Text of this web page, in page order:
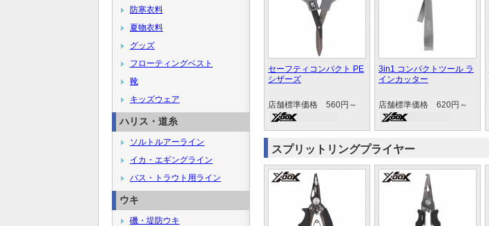
セーフティコンパクト PE
シザーズ
店舗標準価格 560円～
3in1 コンパクトツール ラ
インカッター
店舗標準価格 620円～
スプリットリングプライヤー
防寒衣料
夏物衣料
グッズ
フローティングベスト
靴
キッズウェア
ハリス・道糸
ソルトルアーライン
イカ・エギングライン
バス・トラウト用ライン
ウキ
磯・堤防ウキ